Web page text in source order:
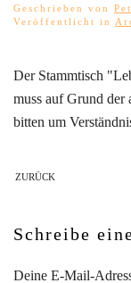
Geschrieben von
Veröffentlicht in
Der Stammtisch
muss auf Grund
bitten um
ZURÜCK
Schreibe
Deine E-Mail-